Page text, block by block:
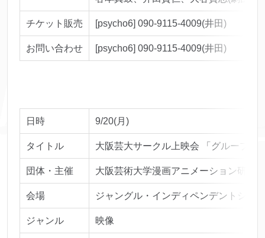
チケット販売 [psycho6] 090-9115-4009(井田)
お問い合わせ [psycho6] 090-9115-4009(井田)
日時 9/20(月)
タイトル 大阪芸大サークル上映会 「グループ
団体・主催 大阪芸術大学漫画アニメーション研究
会場 ジャングル・インディペンデントシア
ジャンル 映像